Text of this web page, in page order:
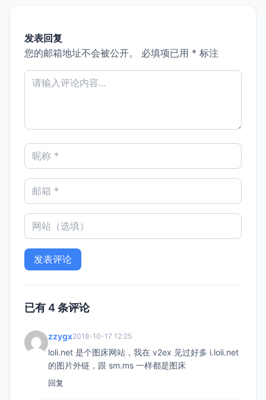
发表回复
您的邮箱地址不会被公开。
必填项已用 * 标注
已有 4 条评论
zzygx2018-10-17 12:25
loli.net 是个图床网站，我在 v2ex 见过好多 i.loli.net
的图片外链，跟 sm.ms 一样都是图床
回复